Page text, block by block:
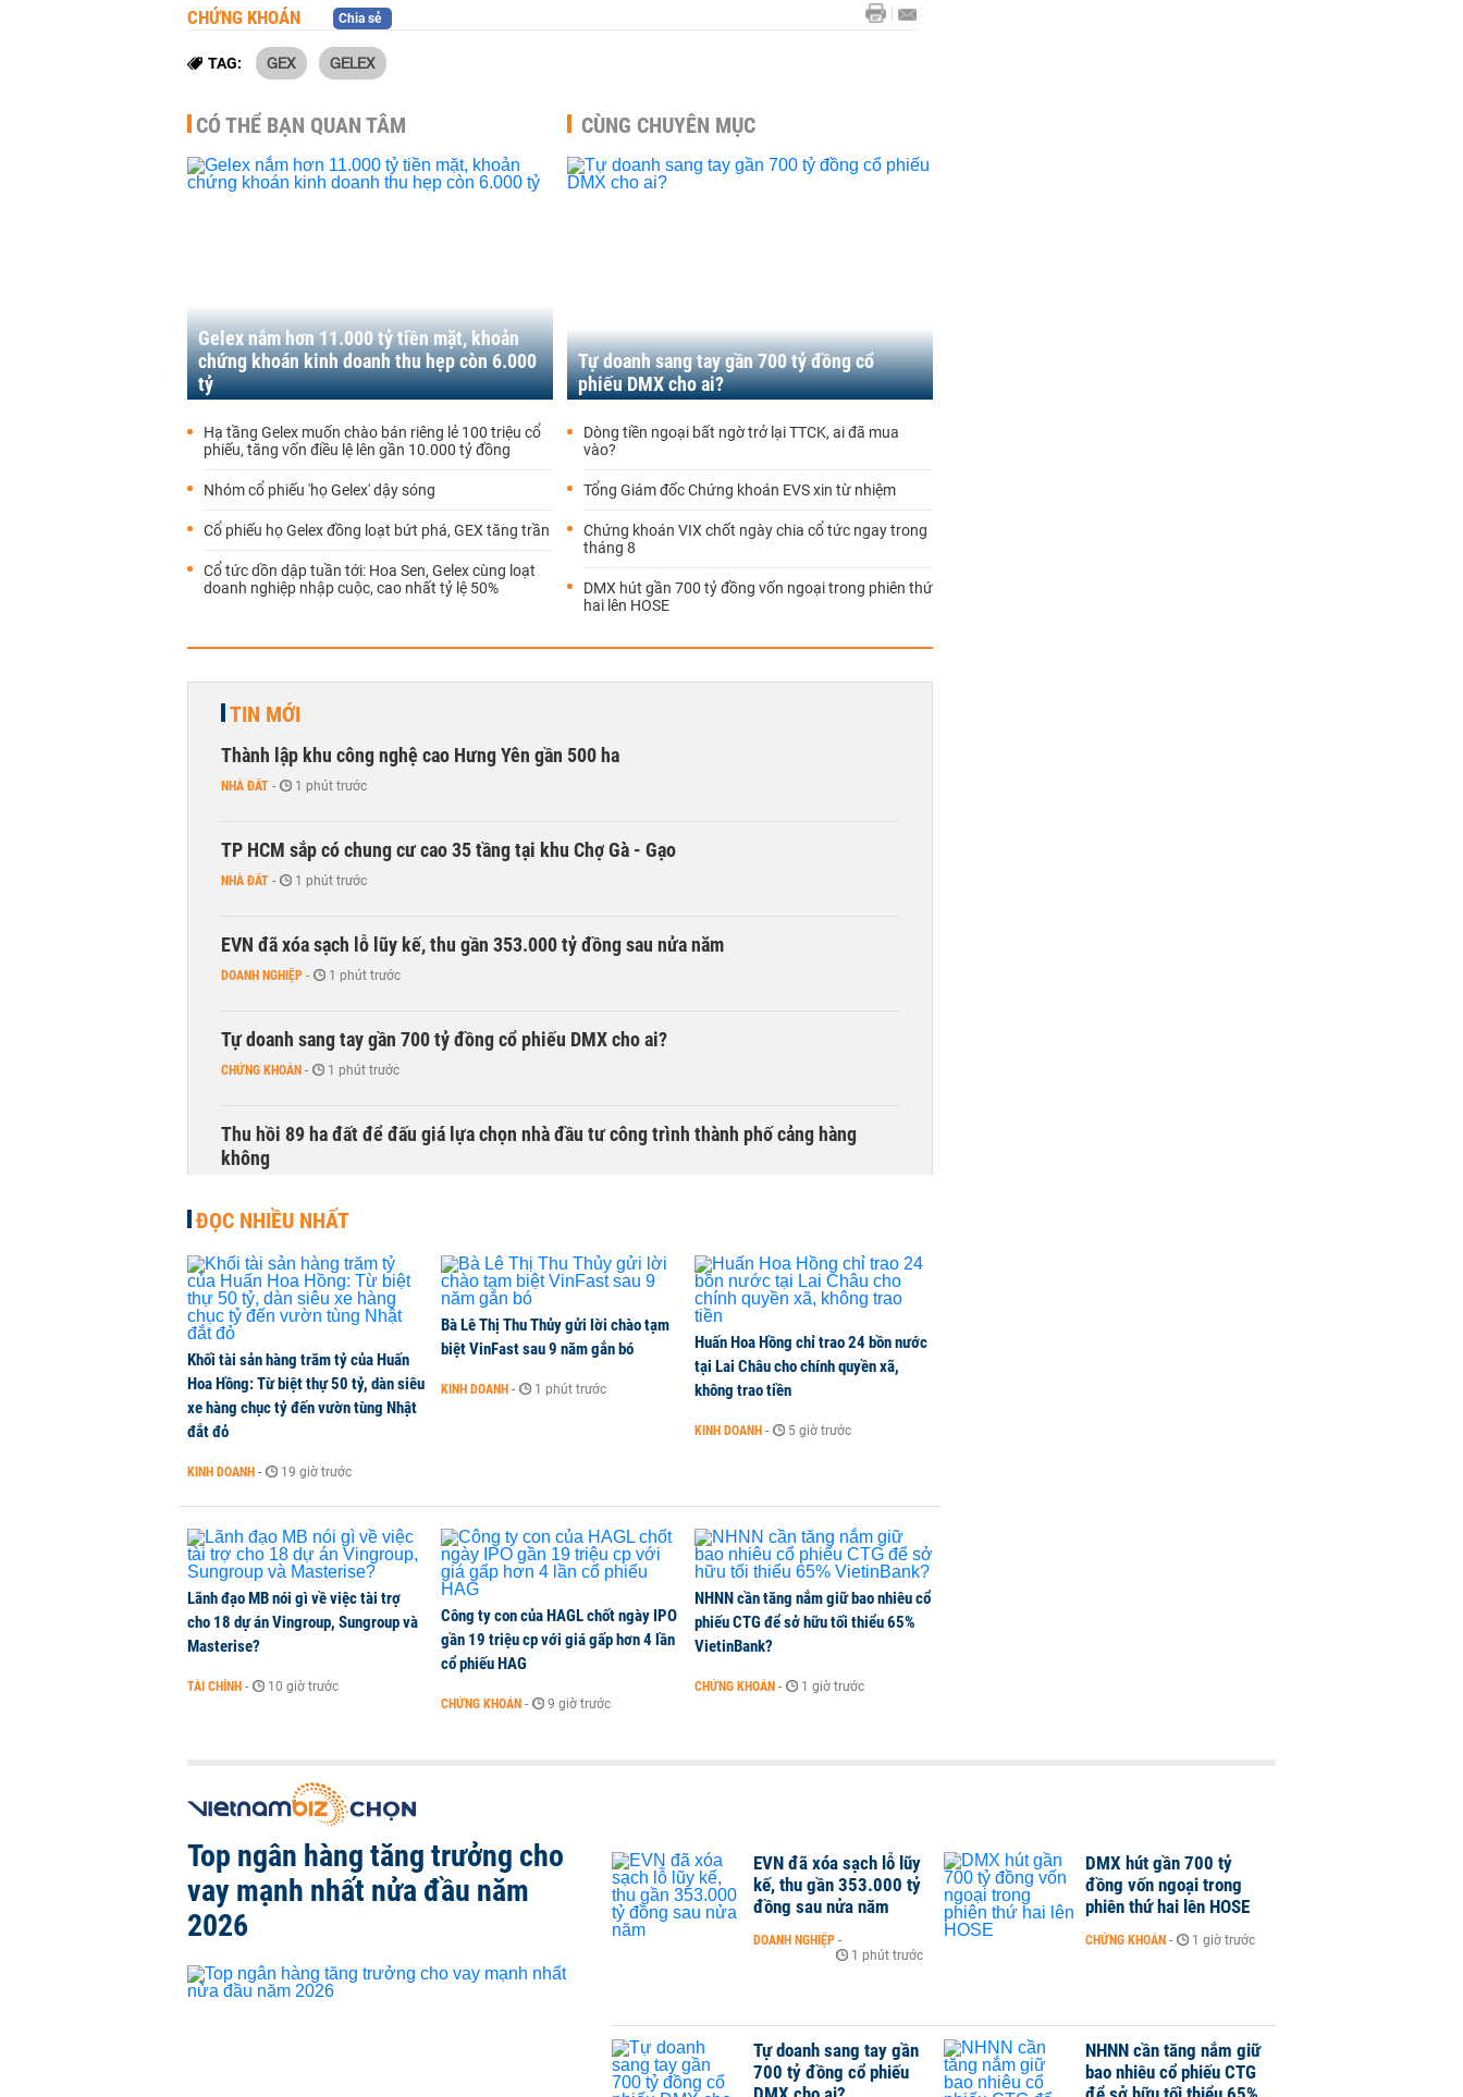
CHỨNG KHOÁN Chia sẻ
TAG: GEX GELEX
CÓ THỂ BẠN QUAN TÂM
Gelex nắm hơn 11.000 tỷ tiền mặt, khoản
chứng khoán kinh doanh thu hẹp còn 6.000
tỷ
Hạ tầng Gelex muốn chào bán riêng lẻ 100 triệu cổ
phiếu, tăng vốn điều lệ lên gần 10.000 tỷ đồng
Nhóm cổ phiếu 'họ Gelex' dậy sóng
Cổ phiếu họ Gelex đồng loạt bứt phá, GEX tăng trần
Cổ tức dồn dập tuần tới: Hoa Sen, Gelex cùng loạt
doanh nghiệp nhập cuộc, cao nhất tỷ lệ 50%
CÙNG CHUYÊN MỤC
Tự doanh sang tay gần 700 tỷ đồng cổ
phiếu DMX cho ai?
Dòng tiền ngoại bất ngờ trở lại TTCK, ai đã mua
vào?
Tổng Giám đốc Chứng khoán EVS xin từ nhiệm
Chứng khoán VIX chốt ngày chia cổ tức ngay trong
tháng 8
DMX hút gần 700 tỷ đồng vốn ngoại trong phiên thứ
hai lên HOSE
TIN MỚI
Thành lập khu công nghệ cao Hưng Yên gần 500 ha
NHÀ ĐẤT - 1 phút trước
TP HCM sắp có chung cư cao 35 tầng tại khu Chợ Gà - Gạo
NHÀ ĐẤT - 1 phút trước
EVN đã xóa sạch lỗ lũy kế, thu gần 353.000 tỷ đồng sau nửa năm
DOANH NGHIỆP - 1 phút trước
Tự doanh sang tay gần 700 tỷ đồng cổ phiếu DMX cho ai?
CHỨNG KHOÁN - 1 phút trước
Thu hồi 89 ha đất để đấu giá lựa chọn nhà đầu tư công trình thành phố cảng hàng
không
Dòng tiền ngoại bất ngờ trở lại TTCK, ai đã mua vào?
CHỨNG KHOÁN - 1 phút trước
Kiến nghị đưa người bán hàng online, lao động công trình đóng BHXH bắt buộc
THỜI SỰ - 1 phút trước
TikToker Khánh Sky, Vua Quạt, Hồ Văn Khoa bị khởi tố
KINH DOANH - 1 phút trước
ĐỌC NHIỀU NHẤT
Khối tài sản hàng trăm tỷ của Huấn
Hoa Hồng: Từ biệt thự 50 tỷ, dàn siêu
xe hàng chục tỷ đến vườn tùng Nhật
đắt đỏ
KINH DOANH - 19 giờ trước
Bà Lê Thị Thu Thủy gửi lời chào tạm
biệt VinFast sau 9 năm gắn bó
KINH DOANH - 1 phút trước
Huấn Hoa Hồng chỉ trao 24 bồn nước
tại Lai Châu cho chính quyền xã,
không trao tiền
KINH DOANH - 5 giờ trước
Lãnh đạo MB nói gì về việc tài trợ
cho 18 dự án Vingroup, Sungroup và
Masterise?
TÀI CHÍNH - 10 giờ trước
Công ty con của HAGL chốt ngày IPO
gần 19 triệu cp với giá gấp hơn 4 lần
cổ phiếu HAG
CHỨNG KHOÁN - 9 giờ trước
NHNN cần tăng nắm giữ bao nhiêu cổ
phiếu CTG để sở hữu tối thiểu 65%
VietinBank?
CHỨNG KHOÁN - 1 giờ trước
Top ngân hàng tăng trưởng cho
vay mạnh nhất nửa đầu năm
2026
EVN đã xóa sạch lỗ lũy
kế, thu gần 353.000 tỷ
đồng sau nửa năm
DOANH NGHIỆP -
1 phút trước
DMX hút gần 700 tỷ
đồng vốn ngoại trong
phiên thứ hai lên HOSE
CHỨNG KHOÁN - 1 giờ trước
Tự doanh sang tay gần
700 tỷ đồng cổ phiếu
NHNN cần tăng nắm giữ
bao nhiêu cổ phiếu CTG